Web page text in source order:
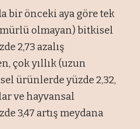
bir önceki aya göre tek
olmayan) bitkisel
2,73 azalış
çok yıllık (uzun
ürünlerde yüzde 2,32,
ve hayvansal
3,47 artış meydana